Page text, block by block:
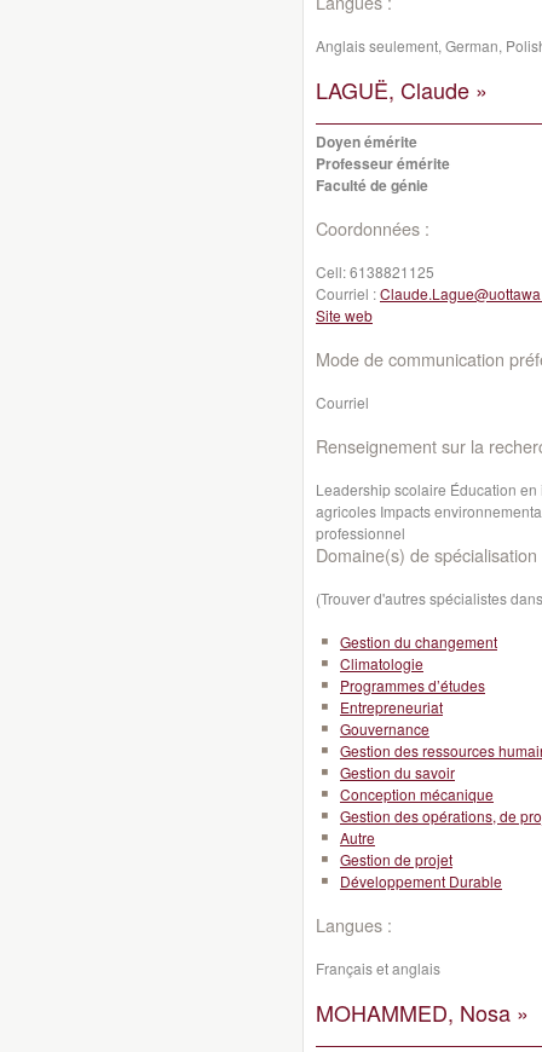
Anglais seulement, German,
LAGUË, Claude »
Doyen émérite
Professeur émérite
Faculté de génie
Coordonnées :
Cell:6138821125
Courriel :
Site web
Mode de communication
Courriel
Renseignement sur la
Leadership scolaire Éducation
agricoles Impacts
professionnel
Domaine(s) de spécialisation
(Trouver d'autres spécialistes
Gestion du changement
Climatologie
Programmes d’études
Entrepreneuriat
Gouvernance
Gestion des ressources
Gestion du savoir
Conception mécanique
Gestion des opérations, de
Autre
Gestion de projet
Développement Durable
Langues :
Français et anglais
MOHAMMED, Nosa »